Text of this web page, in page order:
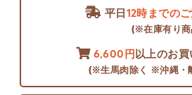
平日 12時までの
(※在庫有り商
6,600円以上のお買
(※生馬肉除く ※沖縄・